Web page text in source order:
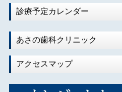
2020年06月
2020年02月
2019年10月
2019年09月
診療予定カレンダー
あさの歯科クリニック
アクセスマップ